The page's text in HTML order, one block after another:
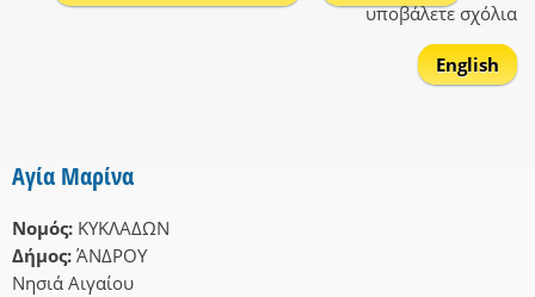
υποβάλετε σχόλια
English
Αγία Μαρίνα
Νομός: ΚΥΚΛΑΔΩΝ
Δήμος: ΆΝΔΡΟΥ
Νησιά Αιγαίου